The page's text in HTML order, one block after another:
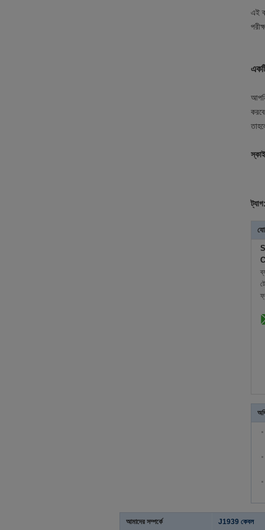
এই
ট্যাগ:
আমাদের সম্পর্কে J1939 কেবল